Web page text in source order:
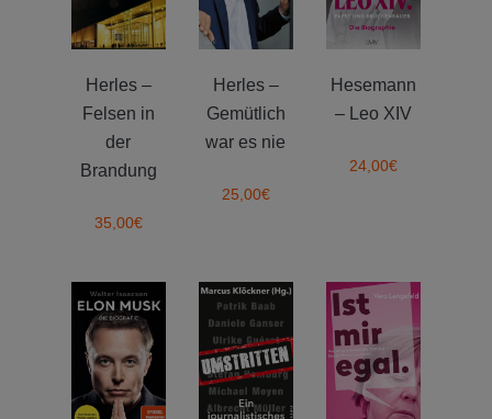
Herles –
Felsen in
der
Brandung
35,00€
Herles –
Gemütlich
war es nie
25,00€
Hesemann
– Leo XIV
24,00€